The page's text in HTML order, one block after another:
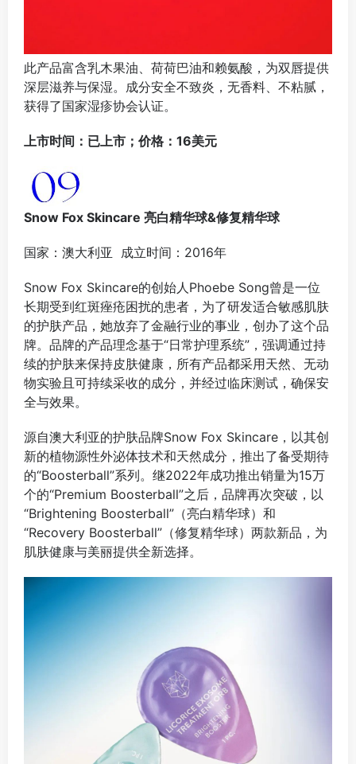
此产品富含乳木果油、荷荷巴油和赖氨酸，为双唇提供
深层滋养与保湿。成分安全不致炎，无香料、不粘腻，
获得了国家湿疹协会认证。
上市时间：已上市；价格：16美元
Snow Fox Skincare 亮白精华球&修复精华球
国家：澳大利亚 成立时间：2016年
Snow Fox Skincare的创始人Phoebe Song曾是一位
长期受到红斑痤疮困扰的患者，为了研发适合敏感肌肤
的护肤产品，她放弃了金融行业的事业，创办了这个品
牌。品牌的产品理念基于“日常护理系统”，强调通过持
续的护肤来保持皮肤健康，所有产品都采用天然、无动
物实验且可持续采收的成分，并经过临床测试，确保安
全与效果。
源自澳大利亚的护肤品牌Snow Fox Skincare，以其创
新的植物源性外泌体技术和天然成分，推出了备受期待
的“Boosterball”系列。继2022年成功推出销量为15万
个的“Premium Boosterball”之后，品牌再次突破，以
“Brightening Boosterball”（亮白精华球）和
“Recovery Boosterball”（修复精华球）两款新品，为
肌肤健康与美丽提供全新选择。